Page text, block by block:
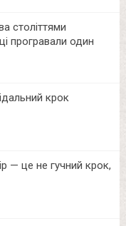
століттями
програвали один
крок
— це не гучний крок,